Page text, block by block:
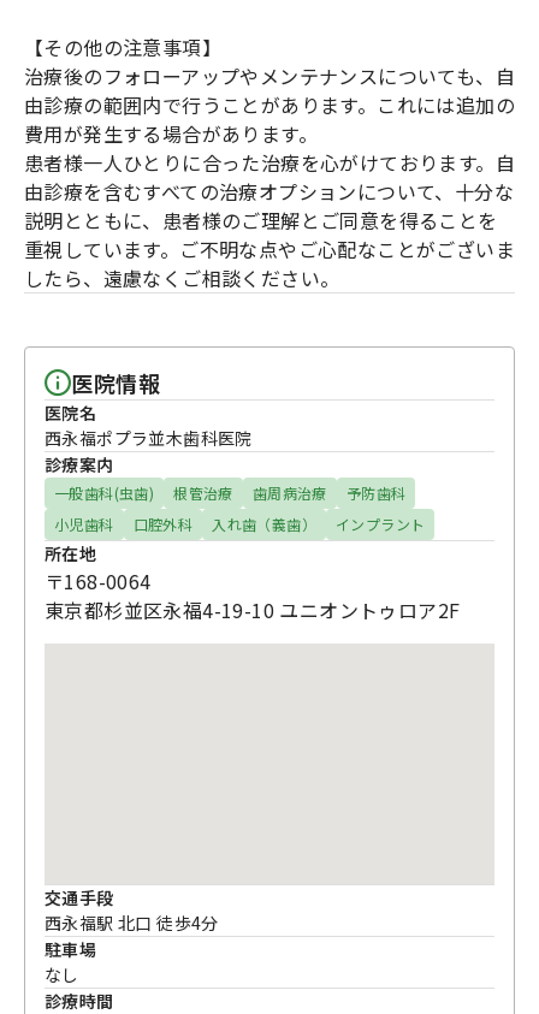
【その他の注意事項】
治療後のフォローアップやメンテナンスについても、自
由診療の範囲内で行うことがあります。これには追加の
費用が発生する場合があります。
患者様一人ひとりに合った治療を心がけております。自
由診療を含むすべての治療オプションについて、十分な
説明とともに、患者様のご理解とご同意を得ることを
重視しています。ご不明な点やご心配なことがございま
したら、遠慮なくご相談ください。
医院情報
医院名
西永福ポプラ並木歯科医院
診療案内
一般歯科(虫歯) 根管治療 歯周病治療
予防歯科
小児歯科
口腔外科 入れ歯（義歯） インプラント
所在地
〒168-0064
東京都杉並区永福4-19-10 ユニオントゥロア2F
交通手段
西永福駅 北口 徒歩4分
駐車場
なし
診療時間